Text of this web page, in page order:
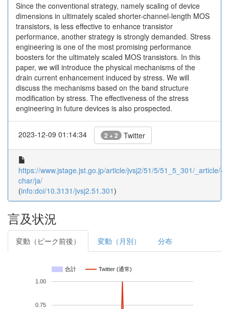
Since the conventional strategy, namely scaling of device
dimensions in ultimately scaled shorter-channel-length MOS
transistors, is less effective to enhance transistor
performance, another strategy is strongly demanded. Stress
engineering is one of the most promising performance
boosters for the ultimately scaled MOS transistors. In this
paper, we will introduce the physical mechanisms of the
drain current enhancement induced by stress. We will
discuss the mechanisms based on the band structure
modification by stress. The effectiveness of the stress
engineering in future devices is also prospected.
2023-12-09 01:14:34 2 + 2 Twitter
https://www.jstage.jst.go.jp/article/jvsj2/51/5/51_5_301/_article/-
char/ja/
(info:doi/10.3131/jvsj2.51.301)
言及状況
変動（ピーク前後） 変動（月別） 分布
合計 Twitter (通常)
0.75
1.00